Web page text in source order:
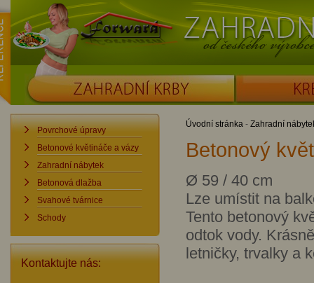
Forward Zahradní krby od
ZAHRADNÍ KRBY KRBOUDÍRNY
Povrchové úpravy
Betonové květináče a vázy
Zahradní nábytek
Betonová dlažba
Svahové tvárnice
Schody
Kontaktujte nás:
Úvodní stránka - Zahradní
Betonový
Ø 59 / 40 cm
Lze umístit na
Tento betonový
odtok vody.
letničky, trvalky a